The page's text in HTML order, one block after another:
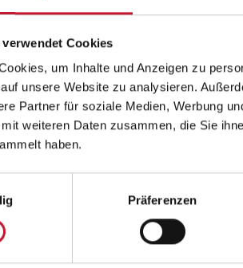
verwendet Cookies
um Inhalte und Anzeigen zu
unsere Website zu analysieren.
Partner für soziale Medien, Werbung
weiteren Daten zusammen, die Sie
haben.
Präferenzen
Das Wissen nutzt sie heute
Ernährung, Bewegung und
Erfolge durch Wissen
Dank der Weiterbildungen an der
„Ich arbeite heute evidenzbasiert,
Themen verständlich, motivierend
Gemeinsam mit ihrem Mann
Tipp für zukünftige
„Investiere stetig in dein